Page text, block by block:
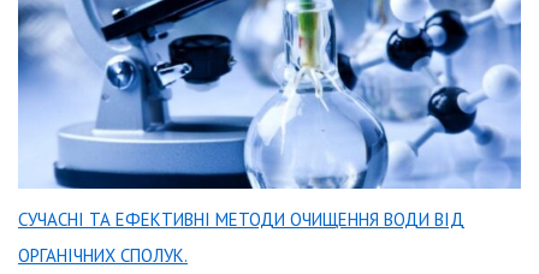
СУЧАСНІ ТА ЕФЕКТИВНІ МЕТОДИ ОЧИЩЕННЯ ВОДИ ВІД
ОРГАНІЧНИХ СПОЛУК.